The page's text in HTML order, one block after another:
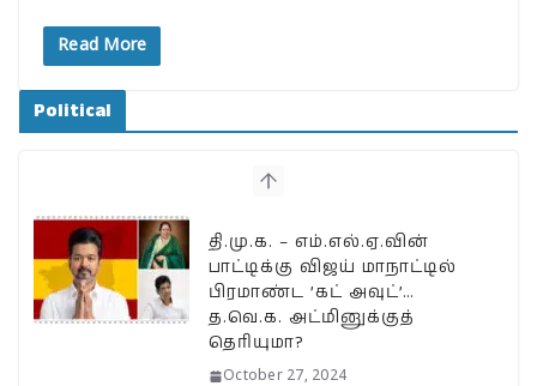
h
at
s
A
p
a
c
b
o
k
ra
Li e
Read More
Political
தி.மு.க. – எம்.எல்.ஏ.வின்
பாட்டிக்கு விஜய் மாநாட்டில்
பிரமாண்ட ’கட் அவுட்’…
த.வெ.க. அட்மினுக்குத்
தெரியுமா?
October 27, 2024